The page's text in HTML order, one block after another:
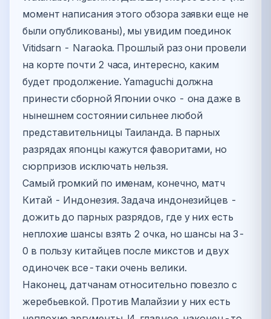
момент написания этого обзора заявки еще не
были опубликованы), мы увидим поединок
Vitidsarn - Naraoka. Прошлый раз они провели
на корте почти 2 часа, интересно, каким
будет продолжение. Yamaguchi должна
принести сборной Японии очко - она даже в
нынешнем состоянии сильнее любой
представительницы Таиланда. В парных
разрядах японцы кажутся фаворитами, но
сюрпризов исключать нельзя.
Самый громкий по именам, конечно, матч
Китай - Индонезия. Задача индонезийцев -
дожить до парных разрядов, где у них есть
неплохие шансы взять 2 очка, но шансы на 3-
0 в пользу китайцев после микстов и двух
одиночек все-таки очень велики.
Наконец, датчанам относительно повезло с
жеребьевкой. Против Малайзии у них есть